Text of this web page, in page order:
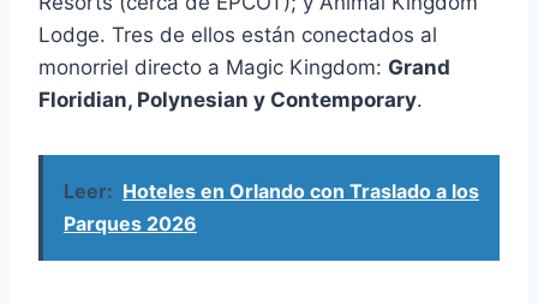
Lodge. Tres de ellos están conectados al
monorriel directo a Magic Kingdom: Grand
Floridian, Polynesian y Contemporary.
Leer: Hoteles en Orlando con Traslado a los
Parques 2026